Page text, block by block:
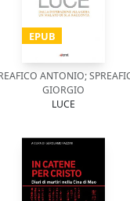
EPUB
ANTONIO;
GIORGIO
LUCE